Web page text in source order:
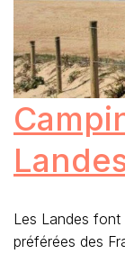
Les Landes
préférées des